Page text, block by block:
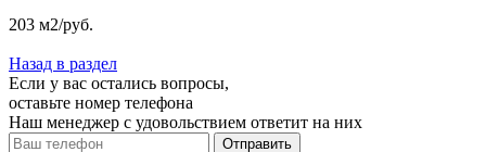
203 м2/руб.
Назад в раздел
Если у вас остались вопросы,
оставьте номер телефона
Наш менеджер с удовольствием ответит на них
Отправить